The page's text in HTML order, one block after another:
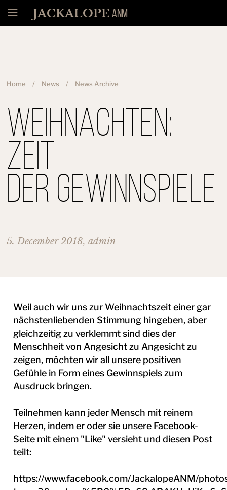
MenuJACKALOPEANM
Home News News Archive
Weihnachten:
Zeit
der Gewinnspiele
5. December 2018, admin
Weil auch wir uns zur Weihnachtszeit einer gar
nächstenliebenden Stimmung hingeben, aber
gleichzeitig zu verklemmt sind dies der
Menschheit von Angesicht zu Angesicht zu
zeigen, möchten wir all unsere positiven
Gefühle in Form eines Gewinnspiels zum
Ausdruck bringen.
Teilnehmen kann jeder Mensch mit reinem
Herzen, indem er oder sie unsere Facebook-
Seite mit einem "Like" versieht und diesen Post
teilt:
https://www.facebook.com/JackalopeANM/